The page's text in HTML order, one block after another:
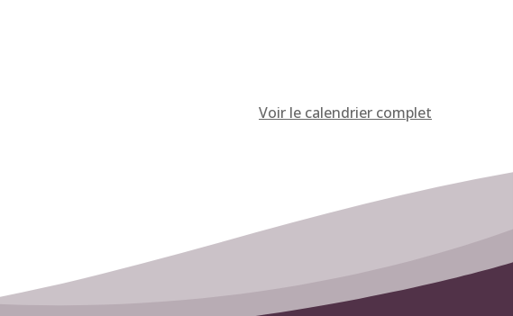
Voir le calendrier complet